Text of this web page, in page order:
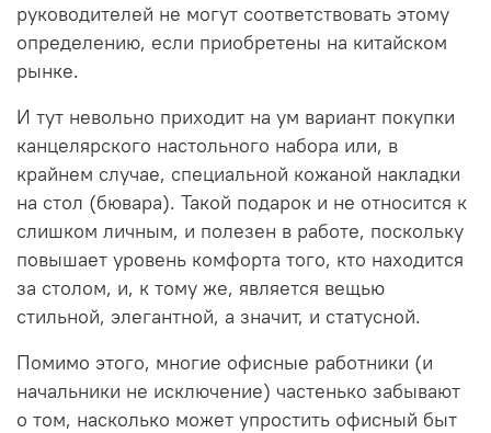
руководителей не могут соответствовать этому
определению, если приобретены на китайском
рынке.
И тут невольно приходит на ум вариант покупки
канцелярского настольного набора или, в
крайнем случае, специальной кожаной накладки
на стол (бювара). Такой подарок и не относится к
слишком личным, и полезен в работе, поскольку
повышает уровень комфорта того, кто находится
за столом, и, к тому же, является вещью
стильной, элегантной, а значит, и статусной.
Помимо этого, многие офисные работники (и
начальники не исключение) частенько забывают
о том, насколько может упростить офисный быт